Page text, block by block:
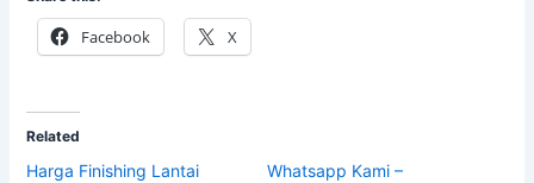
Facebook X
Related
Harga Finishing Lantai
Whatsapp Kami –